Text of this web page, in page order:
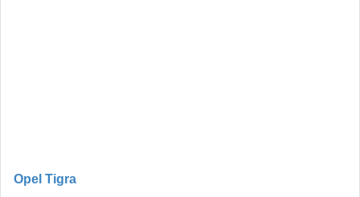
Opel Tigra